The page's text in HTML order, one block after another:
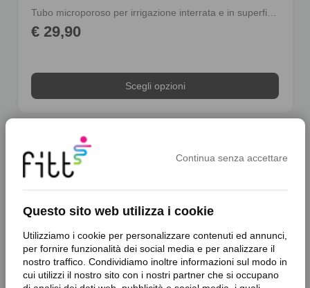
Continua senza accettare
Questo sito web utilizza i cookie
Utilizziamo i cookie per personalizzare contenuti ed annunci,
per fornire funzionalità dei social media e per analizzare il
nostro traffico. Condividiamo inoltre informazioni sul modo in
cui utilizzi il nostro sito con i nostri partner che si occupano
Tubo microporoso per irrigazione interrata e in superficie
€ 29,90
Scegli opzioni
Hai visualizzato
dal mondo FITT?
Iscriviti alla newsletter per ricevere anticipazioni sui nostri
prodotti e avere accesso a sconti esclusivi